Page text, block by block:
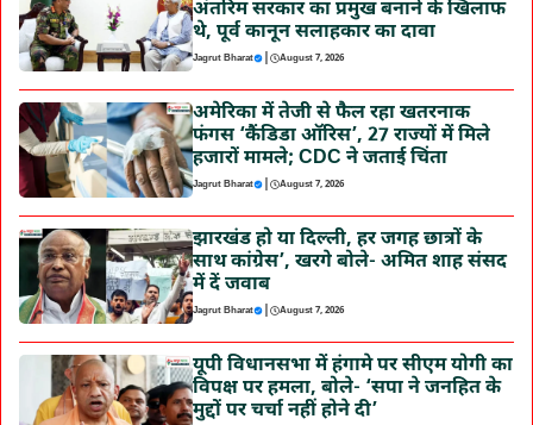
अंतरिम सरकार का प्रमुख बनाने के खिलाफ
थे, पूर्व कानून सलाहकार का दावा
Jagrut Bharat | August 7, 2026
अमेरिका में तेजी से फैल रहा खतरनाक
फंगस ‘कैंडिडा ऑरिस’, 27 राज्यों में मिले
हजारों मामले; CDC ने जताई चिंता
Jagrut Bharat | August 7, 2026
झारखंड हो या दिल्ली, हर जगह छात्रों के
साथ कांग्रेस’, खरगे बोले- अमित शाह संसद
में दें जवाब
Jagrut Bharat | August 7, 2026
यूपी विधानसभा में हंगामे पर सीएम योगी का
विपक्ष पर हमला, बोले- ‘सपा ने जनहित के
मुद्दों पर चर्चा नहीं होने दी’